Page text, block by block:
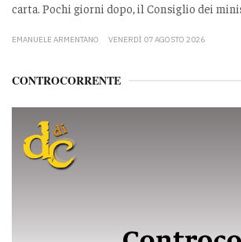
carta. Pochi giorni dopo, il Consiglio dei
EMANUELE ARMENTANO VENERDÌ 07 AGOSTO 2026
CONTROCORRENTE